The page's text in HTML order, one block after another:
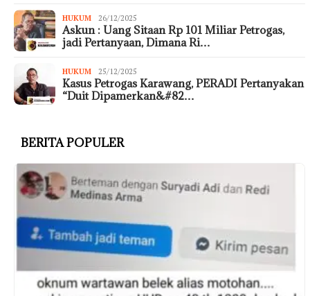
HUKUM 26/12/2025
Askun : Uang Sitaan Rp 101 Miliar Petrogas,
jadi Pertanyaan, Dimana Ri…
HUKUM 25/12/2025
Kasus Petrogas Karawang, PERADI Pertanyakan
“Duit Dipamerkan&#82…
BERITA POPULER